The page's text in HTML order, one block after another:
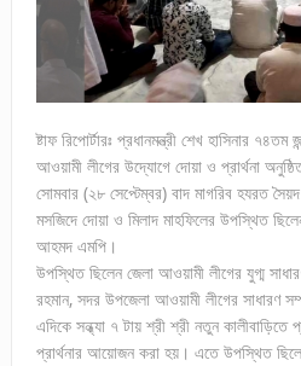
ষ্টাফ রিপোর্টারঃ প্রধানমন্ত্রী শেখ হাসিনার
আওয়ামী লীগের উদ্যোগে দোয়া ও প্রার্থনা
সোমবার (২৮ সেপ্টেম্বর) বাদ মাগরিব হযরত
মসজিদে দোয়া ও মিলাদ মাহফিলের উপস্থিত
আহমদ এমপি।
উপস্থিত ছিলেন জেলা আওয়ামী লীগের যুগ্ম
রহমান, সদর উপজেলা আওয়ামী লীগের সাধারণ
এদিকে সন্ধ্যা ৭ টায় শ্রী শ্রী নতুন কালীবাড়িতে
প্রার্থনার আয়োজন করা হয়। এতে উপস্থিত